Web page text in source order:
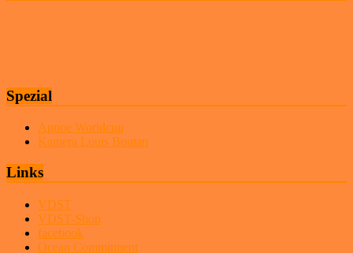
Spezial
Apnoe Worldcup
Kamera Louis Boutan
Links
VDST
VDST-Shop
facebook
Ocean Commitment